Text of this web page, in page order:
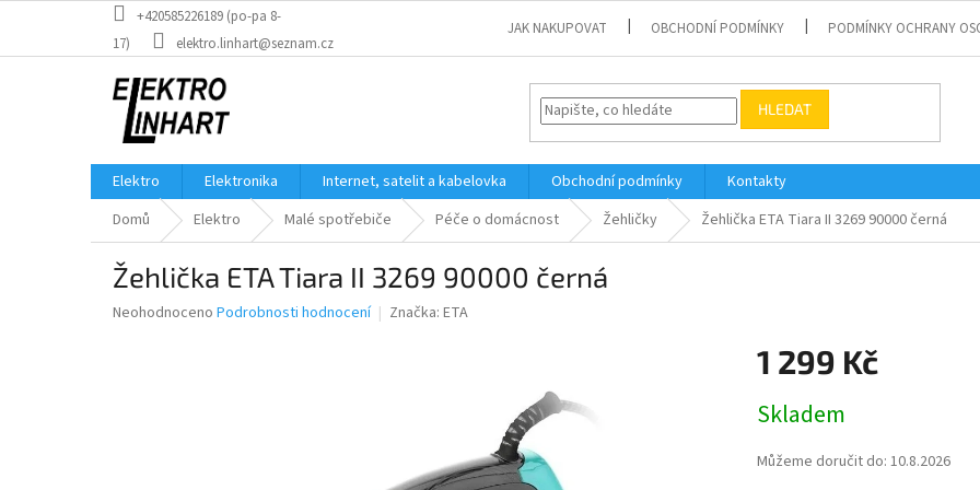
obsah
+420585226189 (po-pa 8-
17)
elektro.linhart@seznam.cz
JAK NAKUPOVAT OBCHODNÍ PODMÍNKY PODMÍNKY OCHRANY
HLEDAT
Elektro Elektronika Internet, satelit a kabelovka Obchodní podmínky
Kontakty
Domů
Elektro Malé spotřebiče Péče o domácnost Žehličky Žehlička ETA Tiara II 3269 90000 černá
Žehlička ETA Tiara II 3269 90000 černá
Průměrné
Neohodnoceno Podrobnosti hodnocení Značka: ETA
1 299 Kč
cena:
Skladem
Můžeme doručit do: 10.8.2026